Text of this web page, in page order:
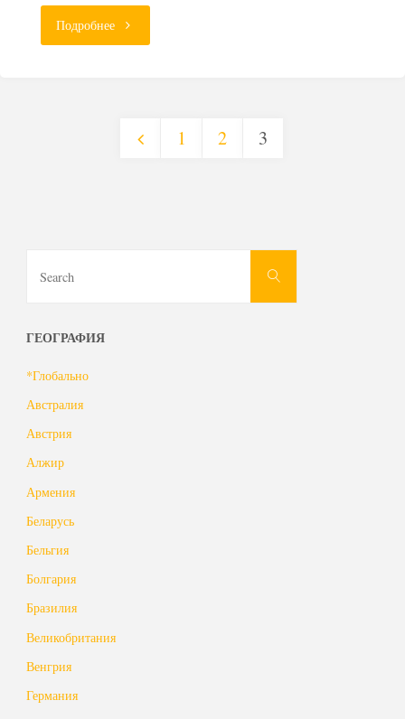
Подробнее"Радиоактивные
Усть- 1 2 3
Search
ГЕОГРАФИЯ
*Глобально
Австралия
Австрия
Алжир
Армения
Беларусь
Бельгия
Болгария
Бразилия
Великобритания
Венгрия
Германия